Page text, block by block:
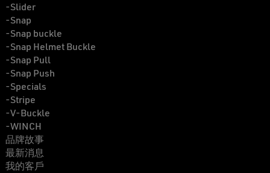
-Slider
-Snap
-Snap buckle
-Snap Helmet Buckle
-Snap Pull
-Snap Push
-Specials
-Stripe
-V-Buckle
-WINCH
品牌故事
最新消息
我的客戶